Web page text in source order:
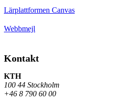
Lärplattformen Canvas
Webbmejl
Kontakt
KTH
100 44 Stockholm
+46 8 790 60 00